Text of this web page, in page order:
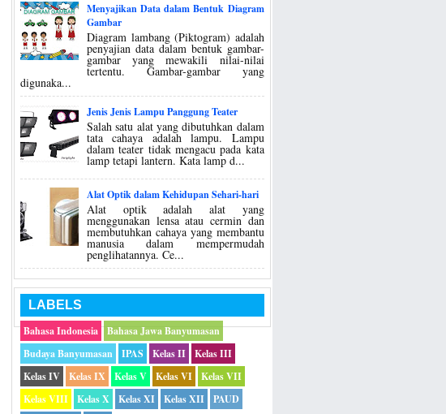
Menyajikan Data dalam Bentuk Diagram
Gambar
Diagram lambang (Piktogram) adalah
penyajian data dalam bentuk gambar-
gambar yang mewakili nilai-nilai
tertentu. Gambar-gambar yang
digunaka...
Jenis Jenis Lampu Panggung Teater
Salah satu alat yang dibutuhkan dalam
tata cahaya adalah lampu. Lampu
dalam teater tidak mengacu pada kata
lamp tetapi lantern. Kata lamp d...
Alat Optik dalam Kehidupan Sehari-hari
Alat optik adalah alat yang
menggunakan lensa atau cermin dan
membutuhkan cahaya yang membantu
manusia dalam mempermudah
penglihatannya. Ce...
LABELS
Bahasa Indonesia
Bahasa Jawa Banyumasan
Budaya Banyumasan
IPAS Kelas II
Kelas III
Kelas IV
Kelas IX Kelas V Kelas VI
Kelas VII
Kelas VIII
Kelas X Kelas XI Kelas XII
PAUD